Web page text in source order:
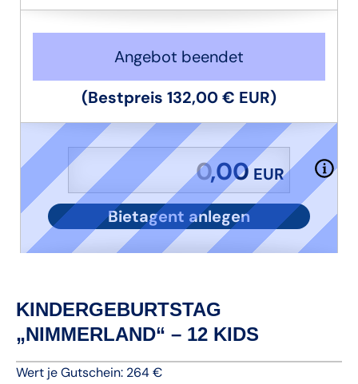
Angebot beendet
(Bestpreis 132,00 € EUR)
,00 EUR
Bietagent anlegen
KINDERGEBURTSTAG
„NIMMERLAND“ – 12 KIDS
Wert je Gutschein: 264 €